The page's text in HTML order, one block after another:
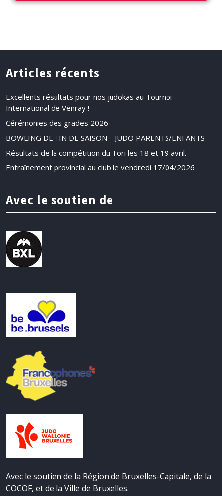
Articles récents
Excellents résultats pour nos judokas au Tournoi
International de Venray !
Cérémonies des grades 2026
BOWLING DE FIN DE SAISON – JUDO PARENTS/ENFANTS
Résultats de la compétition du Tori les 18 et 19 avril.
Entraînement provincial au club le vendredi 17/04/2026
Avec le soutien de
Avec le soutien de la Région de Bruxelles-Capitale, de la
COCOF, et de la Ville de Bruxelles.